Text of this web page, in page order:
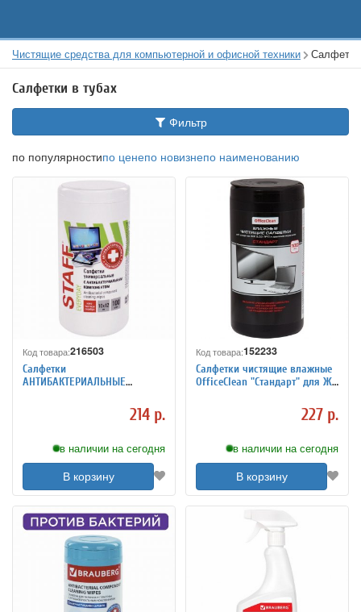
Чистящие средства для компьютерной и офисной техники
Салфетки в тубах
Фильтр
по популярностипо ценепо новизнепо наименованию
Код товара:216503
Салфетки
АНТИБАКТЕРИАЛЬНЫЕ
"EVERYDAY", 10x12 см, 100 шт.,
214 р.
в наличии на сегодня
В корзину
Код товара:152233
Салфетки чистящие влажные
OfficeClean "Стандарт" для ЖК
227 р.
в наличии на сегодня
В корзину